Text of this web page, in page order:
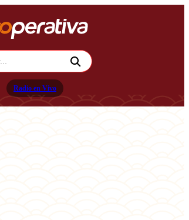
Radio en Vivo